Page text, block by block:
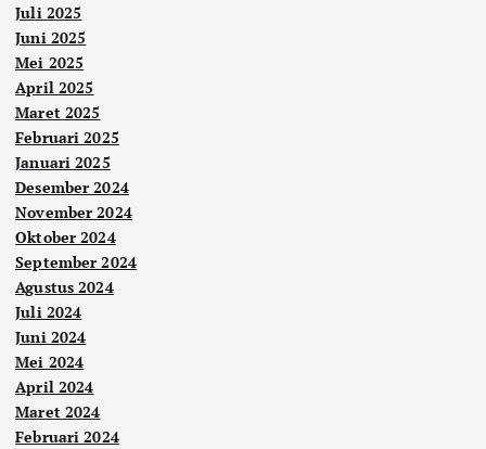
Juli 2025
Juni 2025
Mei 2025
April 2025
Maret 2025
Februari 2025
Januari 2025
Desember 2024
November 2024
Oktober 2024
September 2024
Agustus 2024
Juli 2024
Juni 2024
Mei 2024
April 2024
Maret 2024
Februari 2024